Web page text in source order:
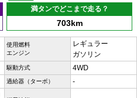
満タンでどこまで走る？
703km
使用燃料
エンジン
レギュラー
ガソリン
駆動方式 4WD
過給器（ターボ） -